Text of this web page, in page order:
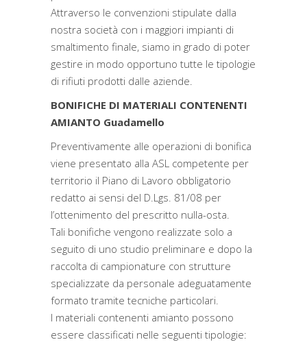
Attraverso le convenzioni stipulate dalla
nostra società con i maggiori impianti di
smaltimento finale, siamo in grado di poter
gestire in modo opportuno tutte le tipologie
di rifiuti prodotti dalle aziende.
BONIFICHE DI MATERIALI CONTENENTI
AMIANTO Guadamello
Preventivamente alle operazioni di bonifica
viene presentato alla ASL competente per
territorio il Piano di Lavoro obbligatorio
redatto ai sensi del D.Lgs. 81/08 per
l’ottenimento del prescritto nulla-osta.
Tali bonifiche vengono realizzate solo a
seguito di uno studio preliminare e dopo la
raccolta di campionature con strutture
specializzate da personale adeguatamente
formato tramite tecniche particolari.
I materiali contenenti amianto possono
essere classificati nelle seguenti tipologie: